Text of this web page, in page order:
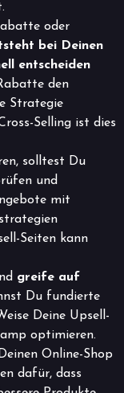
oder
bei Deinen
entscheiden
den
Strategie
Selling ist dies
solltest Du
und
mit
Seiten kann
greife auf
Du fundierte
Deine Upsell-
optimieren.
Online-Shop
dafür, dass